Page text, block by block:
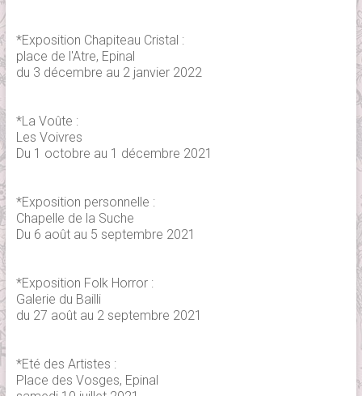
*Exposition Chapiteau Cristal :
place de l'Atre, Epinal
du 3 décembre au 2 janvier 2022
*La Voûte :
Les Voivres
Du 1 octobre au 1 décembre 2021
*Exposition personnelle :
Chapelle de la Suche
Du 6 août au 5 septembre 2021
*Exposition Folk Horror :
Galerie du Bailli
du 27 août au 2 septembre 2021
*Eté des Artistes :
Place des Vosges, Epinal